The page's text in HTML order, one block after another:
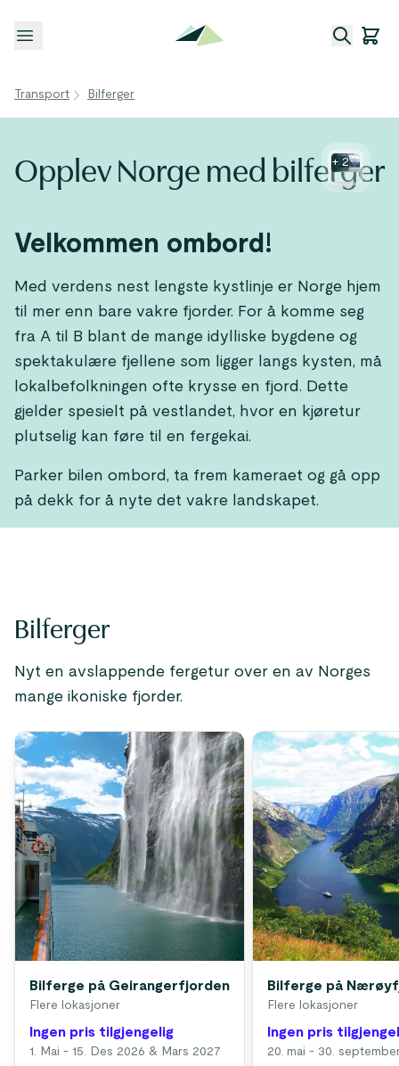
Åpne meny
Transport Bilferger
Opplev Norge med bilferger
+2
Velkommen ombord!
Med verdens nest lengste kystlinje er Norge hjem
til mer enn bare vakre fjorder. For å komme seg
fra A til B blant de mange idylliske bygdene og
spektakulære fjellene som ligger langs kysten, må
lokalbefolkningen ofte krysse en fjord. Dette
gjelder spesielt på vestlandet, hvor en kjøretur
plutselig kan føre til en fergekai.
Parker bilen ombord, ta frem kameraet og gå opp
på dekk for å nyte det vakre landskapet.
Bilferger
Nyt en avslappende fergetur over en av Norges
mange ikoniske fjorder.
Bilferge på Geirangerfjorden
Flere lokasjoner
Ingen pris tilgjengelig
1. Mai - 15. Des 2026 & Mars 2027
Bilferge på
Flere lokasjoner
Ingen pris
20. mai - 30.